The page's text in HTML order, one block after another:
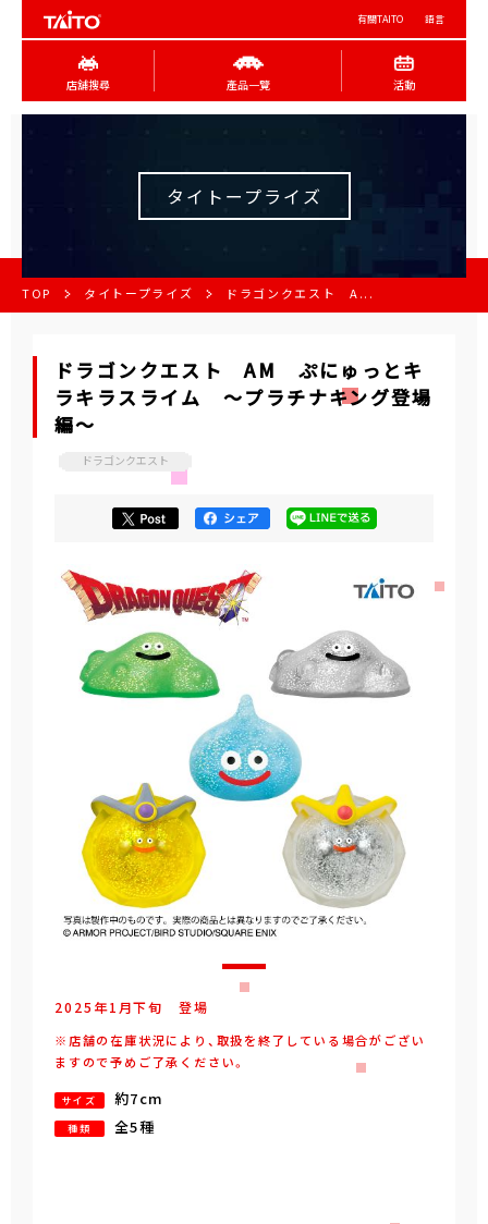
有關TAITO 語言
店舖搜尋 產品一覽 活動
タイトープライズ
TOP タイトープライズ ドラゴンクエスト A...
ドラゴンクエスト AM ぷにゅっとキ
ラキラスライム ～プラチナキング登場
編～
ドラゴンクエスト
2025年1 月下旬 登場
※店舗の在庫状況により、取扱を終了している場合がござい
ますので予めご了承ください。
サイズ 約7cm
種類 全5種